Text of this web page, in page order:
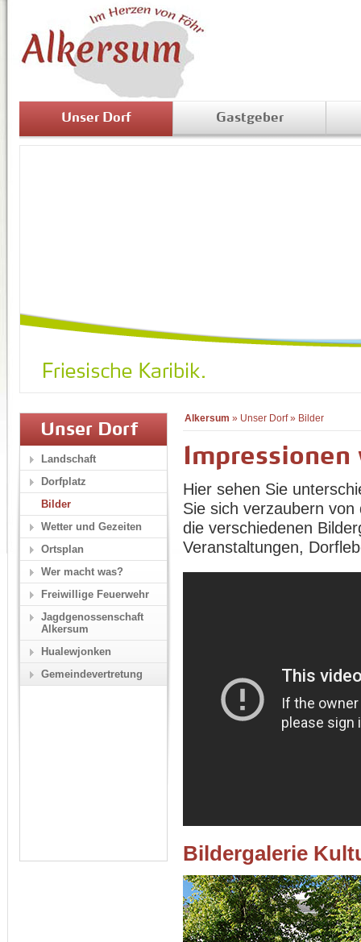
Unser Dorf Gastgeber
Alkersum » Unser Dorf» Bilder
Hier sehen Sie
Sie sich verzaubern
die verschiedenen
Veranstaltungen,
Bildergalerie
Unser Dorf
Landschaft
Dorfplatz
Bilder
Wetter und Gezeiten
Ortsplan
Wer macht was?
Freiwillige Feuerwehr
Jagdgenossenschaft
Alkersum
Hualewjonken
Gemeindevertretung